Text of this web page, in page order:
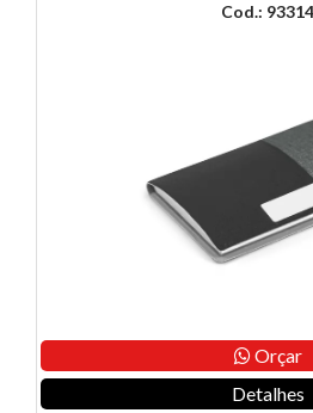
Cod.: 93314
Orçar
Detalhes